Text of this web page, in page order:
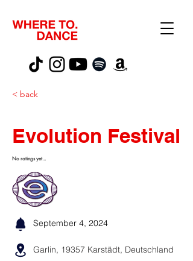
< back
Evolution Festival
No ratings yet...
September 4, 2024
Garlin, 19357 Karstädt, Deutschland